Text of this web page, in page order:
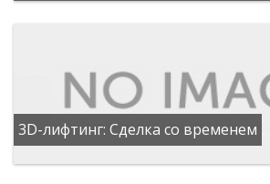
3D-лифтинг: Сделка со временем